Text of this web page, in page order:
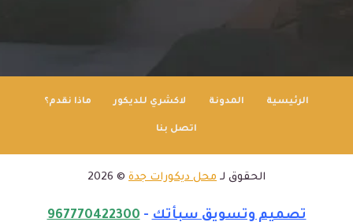
الرئيسية المدونة لاكشري للديكور ماذا نقدم؟
اتصل بنا
الحقوق لـ محل ديكورات جدة © 2026
تصميم وتسويق سبأتك-
967770422300